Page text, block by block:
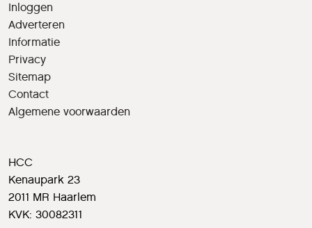
Inloggen
Adverteren
Informatie
Privacy
Sitemap
Contact
Algemene voorwaarden
HCC
Kenaupark 23
2011 MR Haarlem
KVK: 30082311